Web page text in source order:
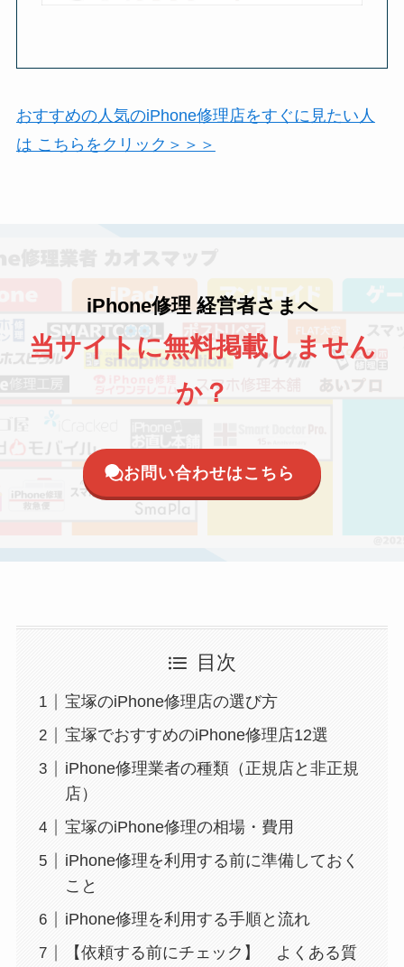
おすすめの人気のiPhone修理店をすぐに見たい人
は こちらをクリック＞＞＞
iPhone修理 経営者さまへ
当サイトに無料掲載しません
か？
お問い合わせはこちら
目次
宝塚のiPhone修理店の選び方
宝塚でおすすめのiPhone修理店12選
iPhone修理業者の種類（正規店と非正規
店）
宝塚のiPhone修理の相場・費用
iPhone修理を利用する前に準備しておく
こと
iPhone修理を利用する手順と流れ
【依頼する前にチェック】 よくある質